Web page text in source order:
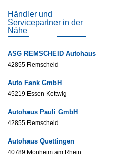
Händler und
Servicepartner in der
Nähe
ASG REMSCHEID Autohaus
42855 Remscheid
Auto Fank GmbH
45219 Essen-Kettwig
Autohaus Pauli GmbH
42855 Remscheid
Autohaus Quettingen
40789 Monheim am Rhein